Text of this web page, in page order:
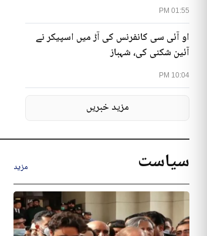
01:55 PM
10:04 PM
او آئی سی کانفرنس کی آڑ میں اسپیکر نے
آئین شکنی کی، شہباز
مزید خبریں
سیاست مزید